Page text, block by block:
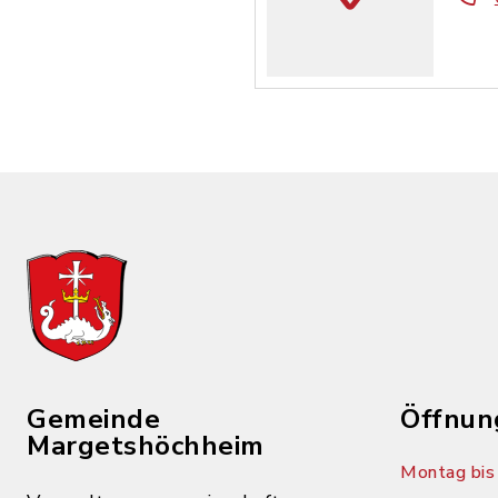
Gemeinde
Margetshöchheim
Montag